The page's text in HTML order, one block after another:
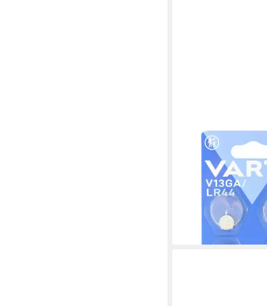
VARTA
Varta Batterie
LR44, V13GA, 1.5V
Knopfzelle, (1,5 V)
ab 7,85 €
lieferbar - in 2-3